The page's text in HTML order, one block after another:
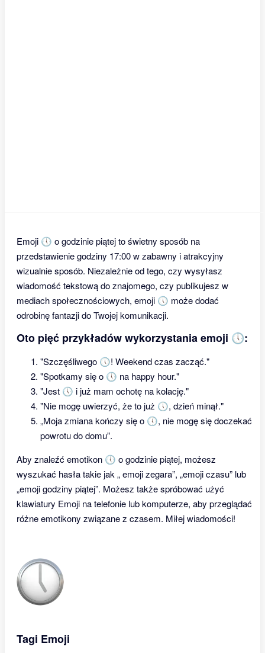
Emoji 🕔 o godzinie piątej to świetny sposób na
przedstawienie godziny 17:00 w zabawny i atrakcyjny
wizualnie sposób. Niezależnie od tego, czy wysyłasz
wiadomość tekstową do znajomego, czy publikujesz w
mediach społecznościowych, emoji 🕔 może dodać
odrobinę fantazji do Twojej komunikacji.
Oto pięć przykładów wykorzystania emoji 🕔:
"Szczęśliwego 🕔! Weekend czas zacząć."
"Spotkamy się o 🕔 na happy hour."
"Jest 🕔 i już mam ochotę na kolację."
"Nie mogę uwierzyć, że to już 🕔, dzień minął."
„Moja zmiana kończy się o 🕔, nie mogę się doczekać
powrotu do domu”.
Aby znaleźć emotikon 🕔 o godzinie piątej, możesz
wyszukać hasła takie jak „ emoji zegara”, „emoji czasu” lub
„emoji godziny piątej”. Możesz także spróbować użyć
klawiatury Emoji na telefonie lub komputerze, aby przeglądać
różne emotikony związane z czasem. Miłej wiadomości!
Tagi Emoji